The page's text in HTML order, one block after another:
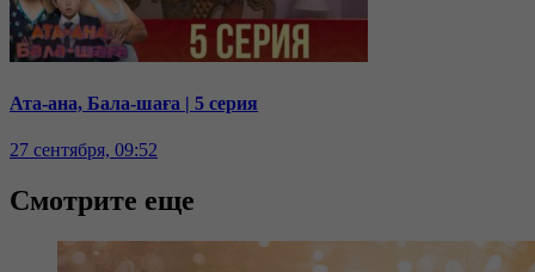
Ата-ана, Бала-шаға | 5 серия
27 сентября, 09:52
Смотрите еще